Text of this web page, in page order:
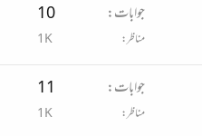
جوابات 10
مناظر 1K
جوابات 11
مناظر 1K